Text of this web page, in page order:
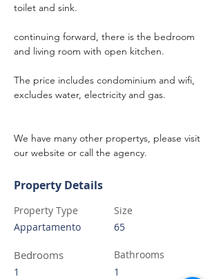
toilet and sink.
continuing forward, there is the bedroom
and living room with open kitchen.
The price includes condominium and wifi,
excludes water, electricity and gas.
We have many other propertys, please visit
our website or call the agency.
Property Details
Property Type
Appartamento
Bedrooms
1
Size
65
Bathrooms
1